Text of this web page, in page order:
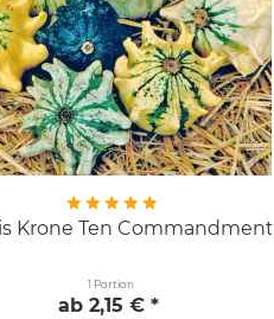
Krone Ten Commandments
1 Portion
ab 2,15 € *